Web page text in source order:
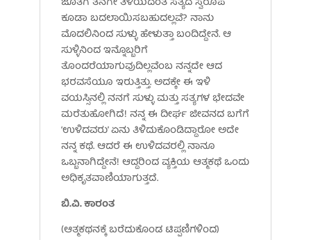
ಕೂಡಾ ಬದಲಾಯಿಸಬಹುದಲ್ಲವೆ? ನಾನು
ಮೊದಲಿನಿಂದ ಸುಳ್ಳು ಹೇಳುತ್ತಾ ಬಂದಿದ್ದೇನೆ. ಆ
ಸುಳ್ಳಿನಿಂದ ಇನ್ನೊಬ್ಬರಿಗೆ
ತೊಂದರೆಯಾಗುವುದಿಲ್ಲವೆಂಬ ನನ್ನದೇ ಆದ
ಭರವಸೆಯೂ ಇರುತ್ತಿತ್ತು. ಅದಕ್ಕೇ ಈ ಇಳಿ
ವಯಸ್ಸಿನಲ್ಲಿ ನನಗೆ ಸುಳ್ಳು ಮತ್ತು ಸತ್ಯಗಳ ಭೇದವೇ
ಮರೆತುಹೋಗಿದೆ! ನನ್ನ ಈ ದೀರ್ಘ ಜೀವನದ ಬಗೆಗೆ
‘ಉಳಿದವರು’ ಏನು ತಿಳಿದುಕೊಂಡಿದ್ದಾರೋ ಅದೇ
ನನ್ನ ಕಥೆ. ಆದರೆ ಈ ಉಳಿದವರಲ್ಲಿ ನಾನೂ
ಒಬ್ಬನಾಗಿದ್ದೇನೆ! ಆದ್ದರಿಂದ ವ್ಯಕ್ತಿಯ ಆತ್ಮಕಥೆ ಒಂದು
ಅಧಿಕೃತವಾಣಿಯಾಗುತ್ತದೆ.
ಬಿ.ವಿ. ಕಾರಂತ
(ಆತ್ಮಕಥನಕ್ಕೆ ಬರೆದುಕೊಂಡ ಟಿಪ್ಪಣಿಗಳಿಂದ)